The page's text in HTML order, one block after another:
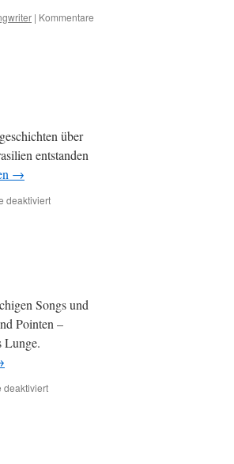
| Kommentare
über
entstanden
→
deaktiviertfür
Songs und
Pointen –
Lunge.
deaktiviertfür